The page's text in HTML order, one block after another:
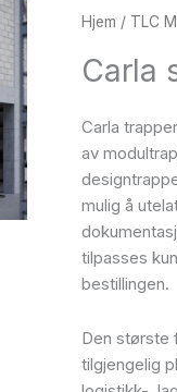
Hjem / TLC
Carla
Carla
av
mulig å
tilpasses
bestillingen.
Den største
tilgjengelig